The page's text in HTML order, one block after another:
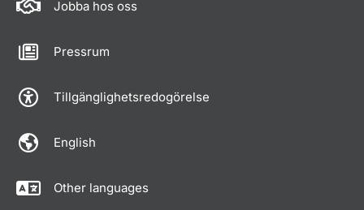
Jobba hos oss
Pressrum
Tillgänglighetsredogörelse
English
Other languages